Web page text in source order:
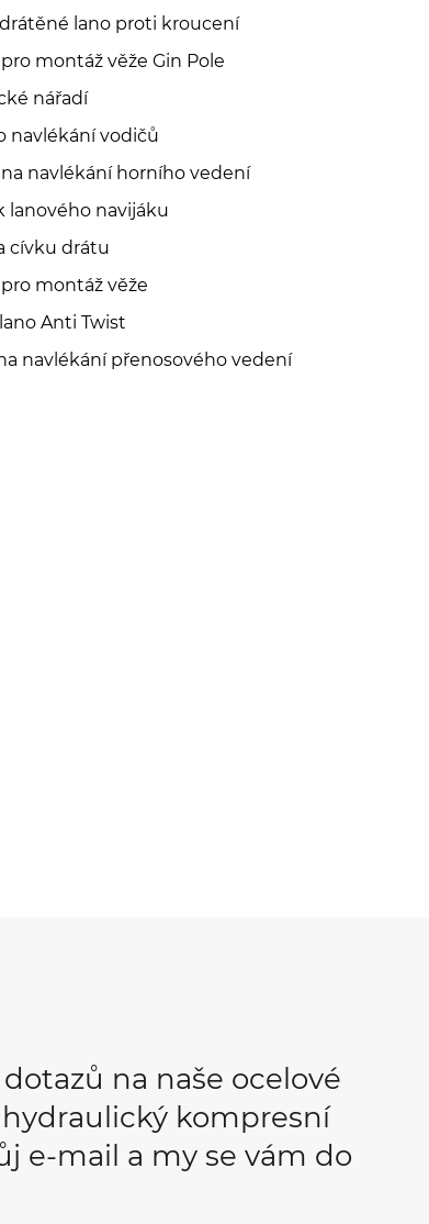
lano proti kroucení
montáž věže Gin Pole
nářadí
navlékání vodičů
navlékání horního vedení
lanového navijáku
cívku drátu
montáž věže
Anti Twist
navlékání přenosového vedení
na naše ocelové
kompresní
e-mail a my se vám do